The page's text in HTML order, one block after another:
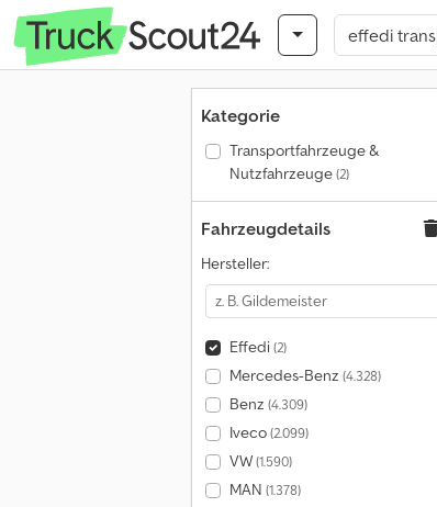
Kategorie
Transportfahrzeuge &
Nutzfahrzeuge(2)
Fahrzeugdetails
Hersteller:
Effedi(2)
Mercedes-Benz (4.328)
Benz (4.309)
Iveco(2.099)
VW(1.590)
MAN (1.378)